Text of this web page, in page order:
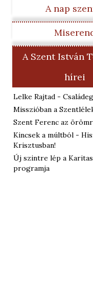
A nap
A Szent István
hírei
Lelke Rajtad -
Misszióban a
Szent Ferenc az
Kincsek a múltból -
Krisztusban!
Új szintre lép a
programja